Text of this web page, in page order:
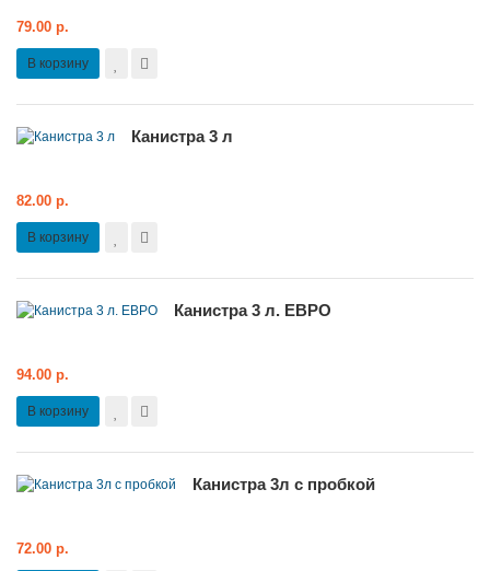
79.00 р.
В корзину
Канистра 3 л
82.00 р.
В корзину
Канистра 3 л. ЕВРО
94.00 р.
В корзину
Канистра 3л с пробкой
72.00 р.